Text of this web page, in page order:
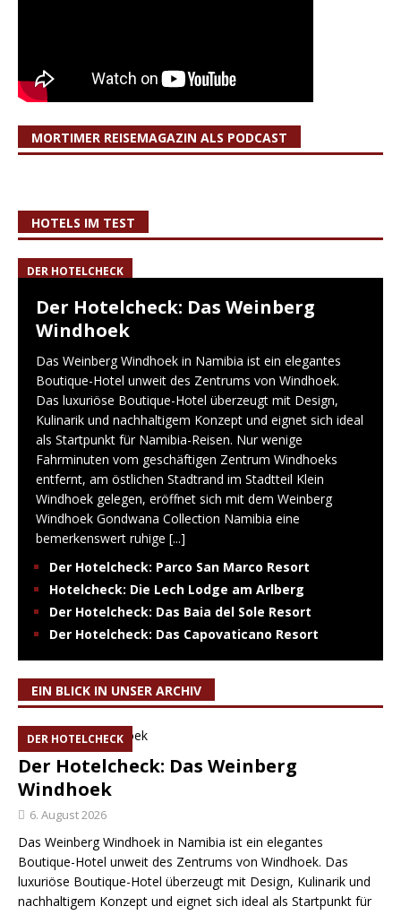
MORTIMER REISEMAGAZIN ALS PODCAST
HOTELS IM TEST
DER HOTELCHECK
Der Hotelcheck: Das Weinberg
Windhoek
Das Weinberg Windhoek in Namibia ist ein elegantes
Boutique-Hotel unweit des Zentrums von Windhoek.
Das luxuriöse Boutique-Hotel überzeugt mit Design,
Kulinarik und nachhaltigem Konzept und eignet sich ideal
als Startpunkt für Namibia-Reisen. Nur wenige
Fahrminuten vom geschäftigen Zentrum Windhoeks
entfernt, am östlichen Stadtrand im Stadtteil Klein
Windhoek gelegen, eröffnet sich mit dem Weinberg
Windhoek Gondwana Collection Namibia eine
bemerkenswert ruhige [...]
Der Hotelcheck: Parco San Marco Resort
Hotelcheck: Die Lech Lodge am Arlberg
Der Hotelcheck: Das Baia del Sole Resort
Der Hotelcheck: Das Capovaticano Resort
EIN BLICK IN UNSER ARCHIV
DER HOTELCHECK
Der Hotelcheck: Das Weinberg
Windhoek
6. August 2026
Das Weinberg Windhoek in Namibia ist ein elegantes
Boutique-Hotel unweit des Zentrums von Windhoek. Das
luxuriöse Boutique-Hotel überzeugt mit Design, Kulinarik und
nachhaltigem Konzept und eignet sich ideal als Startpunkt für